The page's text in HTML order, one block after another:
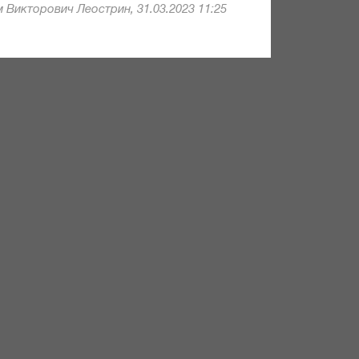
Викторович Леострин, 31.03.2023 11:25